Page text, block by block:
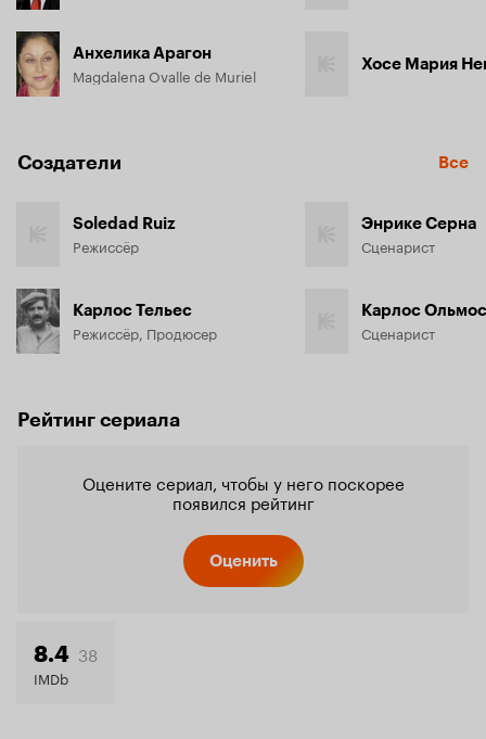
Анхелика Арагон
Magdalena Ovalle de Muriel Хосе Мария
Создатели Все
Soledad Ruiz
Режиссёр
Карлос Тельес
Режиссёр, Продюсер
Энрике Серна
Сценарист
Карлос Ольмос
Сценарист
Рейтинг сериала
Оцените сериал, чтобы у него поскорее
появился рейтинг
Оценить
8.4 38
IMDb